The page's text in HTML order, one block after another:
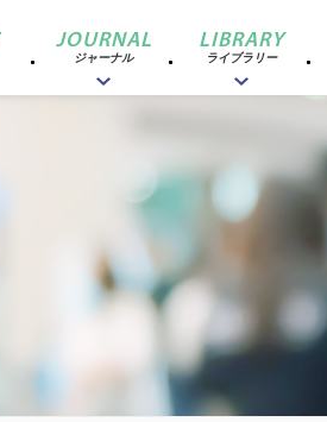
JOURNAL
ジャーナル
LIBRARY
ライブラリー